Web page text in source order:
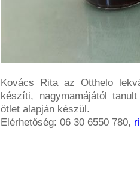
Kovács Rita az Otthelo
készíti, nagymamájától
ötlet alapján készül.
Elérhetőség: 06 30 6550 780,